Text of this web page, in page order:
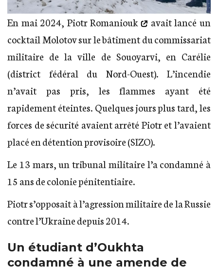
En mai 2024, Piotr Romaniouk
avait lancé un
cocktail Molotov sur le bâtiment du commissariat
militaire de la ville de Souoyarvi, en Carélie
(district fédéral du Nord-Ouest). L’incendie
n’avait pas pris, les flammes ayant été
rapidement éteintes. Quelques jours plus tard, les
forces de sécurité avaient arrêté Piotr et l’avaient
placé en détention provisoire (SIZO).
Le 13 mars, un tribunal militaire l’a condamné à
15 ans de colonie pénitentiaire.
Piotr s’opposait à l’agression militaire de la Russie
contre l’Ukraine depuis 2014.
Un étudiant d’Oukhta
condamné à une amende de